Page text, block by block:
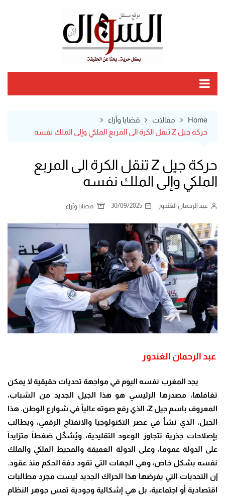
Home مقالات
قضايا وآراء
حركة جيل Z تنقل الكرة الى المربع الملكي وإلى الملك نفسه
حركة جيل Z تنقل الكرة الى المربع
الملكي وإلى الملك نفسه
عبد الرحمان الغندور 30/09/2025 قضايا وآراء
عبد الرحمان الغندور
يجد المغرب نفسه اليوم في مواجهة تحديات حقيقية لا يمكن
تغافلها، مصدرها الرئيسي هو هذا الجيل الجديد من الشباب،
المعروف باسم جيل
، الذي رفع صوته عالياً في شوارع الوطن. هذا
الجيل، الذي نشأ في عصر التكنولوجيا والانفتاح الرقمي، ويطالب
بإصلاحات جذرية تتجاوز الوعود التقليدية، ويُشكّل ضغطاً متزايداً
على الدولة عموما، وعلى الدولة العميقة والمحيط الملكي والملك
نفسه بشكل خاص، وهي الجهات التي تقود دفة الحكم منذ عقود.
إن التحديات التي يفرضها هذا الحراك الجديد ليست مجرد مطالبات
اقتصادية أو اجتماعية، بل هي إشكالية وجودية تمس جوهر النظام